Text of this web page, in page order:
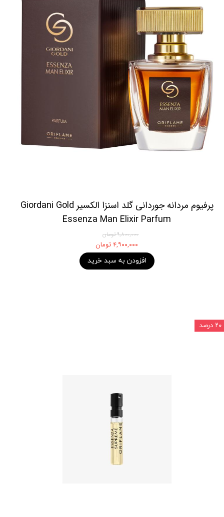
پرفیوم مردانه جوردانی گلد اسنزا الکسیر Giordani Gold
Essenza Man Elixir Parfum
۹,۸۰۰,۰۰۰ تومان
۴,۹۰۰,۰۰۰ تومان
افزودن به سبد خرید
۲۰ درصد